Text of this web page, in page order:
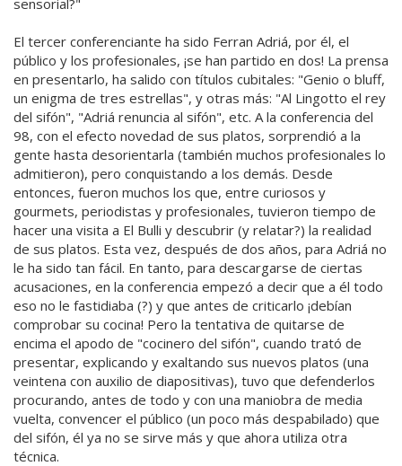
El tercer conferenciante ha sido Ferran Adriá, por él, el
público y los profesionales, ¡se han partido en dos! La prensa
en presentarlo, ha salido con títulos cubitales: "Genio o bluff,
un enigma de tres estrellas", y otras más: "Al Lingotto el rey
del sifón", "Adriá renuncia al sifón", etc. A la conferencia del
98, con el efecto novedad de sus platos, sorprendió a la
gente hasta desorientarla (también muchos profesionales lo
admitieron), pero conquistando a los demás. Desde
entonces, fueron muchos los que, entre curiosos y
gourmets, periodistas y profesionales, tuvieron tiempo de
hacer una visita a El Bulli y descubrir (y relatar?) la realidad
de sus platos. Esta vez, después de dos años, para Adriá no
le ha sido tan fácil. En tanto, para descargarse de ciertas
acusaciones, en la conferencia empezó a decir que a él todo
eso no le fastidiaba (?) y que antes de criticarlo ¡debían
comprobar su cocina! Pero la tentativa de quitarse de
encima el apodo de "cocinero del sifón", cuando trató de
presentar, explicando y exaltando sus nuevos platos (una
veintena con auxilio de diapositivas), tuvo que defenderlos
procurando, antes de todo y con una maniobra de media
vuelta, convencer el público (un poco más despabilado) que
del sifón, él ya no se sirve más y que ahora utiliza otra
técnica.